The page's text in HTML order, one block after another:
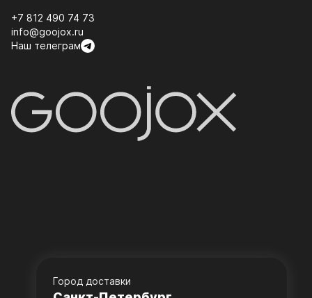
+7 812 490 74 73
info@goojox.ru
Наш телеграм
Город доставки